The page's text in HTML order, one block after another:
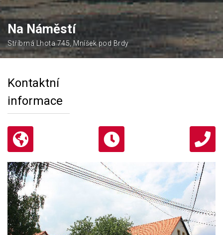
Na Náměstí
Stříbrná Lhota 745, Mníšek pod Brdy
Kontaktní
informace